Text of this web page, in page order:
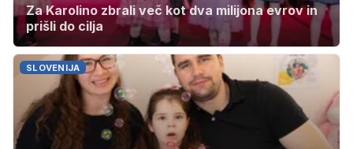
Za Karolino zbrali več kot dva milijona evrov in
prišli do cilja
SLOVENIJA